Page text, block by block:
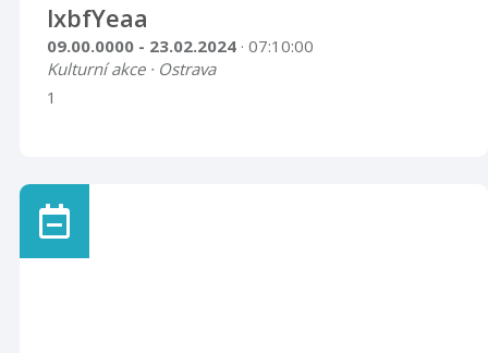
lxbfYeaa
09.00.0000 - 23.02.2024 · 07:10:00
Kulturní akce · Ostrava
1